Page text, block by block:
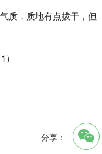
质，质地有点拔干，但
分享：